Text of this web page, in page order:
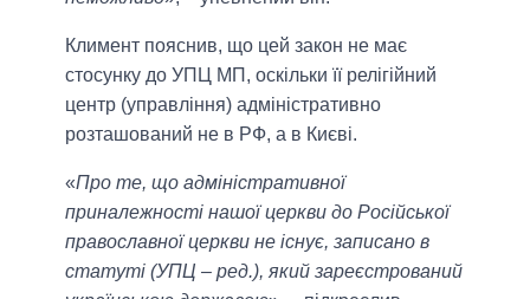
Климент пояснив, що цей закон не має
стосунку до УПЦ МП, оскільки її релігійний
центр (управління) адміністративно
розташований не в РФ, а в Києві.
«Про те, що адміністративної
приналежності нашої церкви до Російської
православної церкви не існує, записано в
статуті (УПЦ – ред.), який зареєстрований